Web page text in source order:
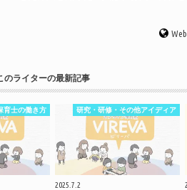
のライターの最新記事
育士の働き方 研究・研修・その他アイディア
2025.7.2